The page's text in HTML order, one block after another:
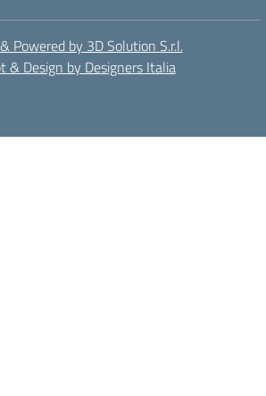
Powered by 3D Solution S.r.l.
& Design by Designers Italia